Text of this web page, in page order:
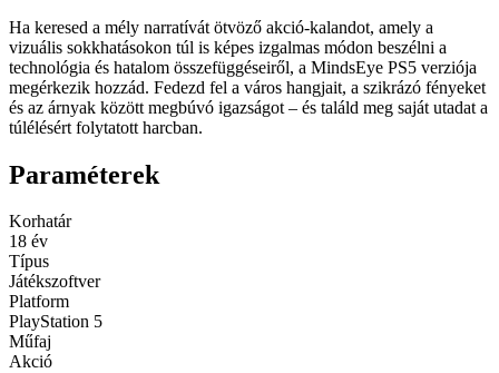
Ha keresed a mély narratívát ötvöző akció-kalandot, amely a
vizuális sokkhatásokon túl is képes izgalmas módon beszélni a
technológia és hatalom összefüggéseiről, a MindsEye PS5 verziója
megérkezik hozzád. Fedezd fel a város hangjait, a szikrázó fényeket
és az árnyak között megbúvó igazságot – és találd meg saját utadat a
túlélésért folytatott harcban.
Paraméterek
Korhatár
18 év
Típus
Játékszoftver
Platform
PlayStation 5
Műfaj
Akció